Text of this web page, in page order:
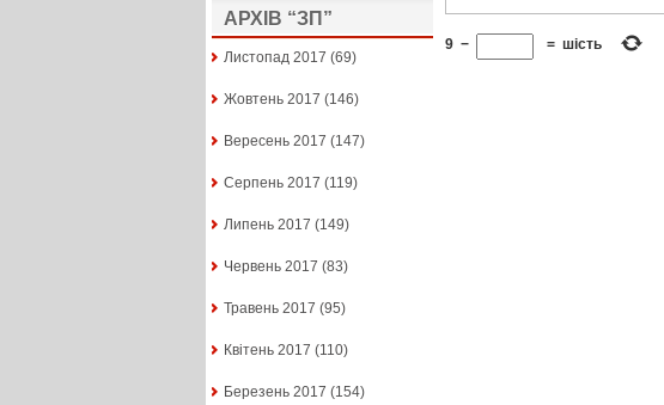
АРХІВ “ЗП”
Листопад 2017 (69)
Жовтень 2017 (146)
Вересень 2017 (147)
Серпень 2017 (119)
Липень 2017 (149)
Червень 2017 (83)
Травень 2017 (95)
Квітень 2017 (110)
Березень 2017 (154)
9 − = шість